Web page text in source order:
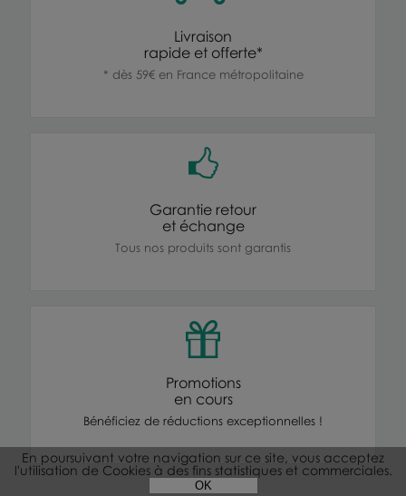
Livraison
rapide et offerte*
* dès 59€ en France métropolitaine
Garantie retour
et échange
Tous nos produits sont garantis
Promotions
en cours
Bénéficiez de réductions exceptionnelles !
En poursuivant votre navigation sur ce site, vous acceptez
l'utilisation de Cookies à des fins statistiques et commerciales.
OK